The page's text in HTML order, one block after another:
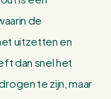
de
uitzetten en
dan snel het
te zijn, maar